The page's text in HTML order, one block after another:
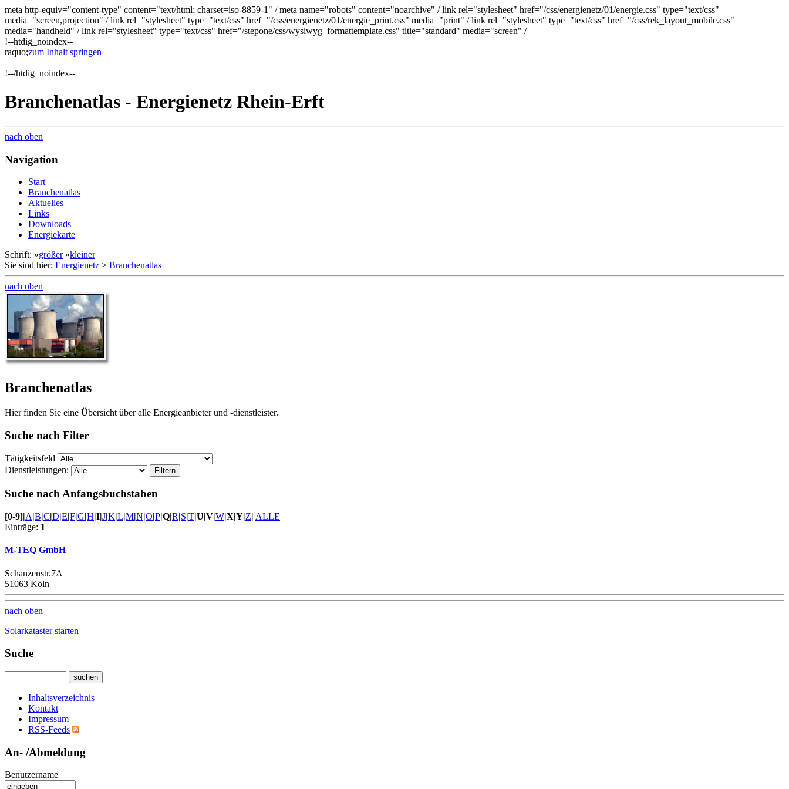
meta http-equiv="content-type" content="text/html; charset=iso-8859-1" / meta name="robots" content="noarchive" /link rel="stylesheet" href="/css/energienetz/01/energie.css" type="text/css"
media="screen,projection" / link rel="stylesheet" type="text/css" href="/css/energienetz/01/energie_print.css" media="print" / link rel="stylesheet" type="text/css" href="/css/rek_layout_mobile.css"
media="handheld" / link rel="stylesheet" type="text/css" href="/stepone/css/wysiwyg_formattemplate.css" title="standard" media="screen" /
!--htdig_noindex--
raquo;zum Inhalt springen
!--/htdig_noindex--
Branchenatlas - Energienetz Rhein-Erft
nach oben
Navigation
Start
Branchenatlas
Aktuelles
Links
Downloads
Energiekarte
Schrift: »größer»kleiner
Sie sind hier: Energienetz > Branchenatlas
nach oben
Branchenatlas
Hier finden Sie eine Übersicht über alle Energieanbieter und -dienstleister.
Suche nach Filter
Tätigkeitsfeld
Dienstleistungen:
Suche nach Anfangsbuchstaben
[0-9]|A|B|C|D|E|F|G|H|I|J|K|L|M|N|O|P|Q|R|S|T|U|V|W|X|Y|Z| ALLE
Einträge: 1
M-TEQ GmbH
Schanzenstr.7A
51063 Köln
nach oben
Solarkataster starten
Suche
Inhaltsverzeichnis
Kontakt
Impressum
RSS-Feeds
An- /Abmeldung
Benutzername